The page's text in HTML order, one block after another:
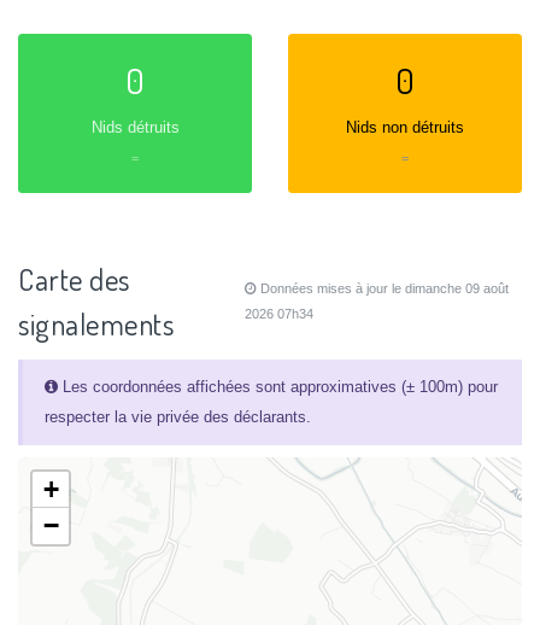
0
Nids détruits
=
0
Nids non détruits
=
Carte des
signalements
Données mises à jour le dimanche 09 août
2026 07h34
Les coordonnées affichées sont approximatives (± 100m) pour
respecter la vie privée des déclarants.
+
−